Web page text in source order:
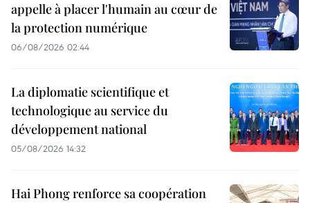
appelle à placer l'humain au cœur de
la protection numérique
06/08/2026 02:44
La diplomatie scientifique et
technologique au service du
développement national
05/08/2026 14:32
Hai Phong renforce sa coopération